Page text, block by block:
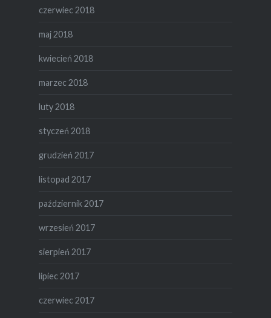
czerwiec 2018
maj 2018
kwiecień 2018
marzec 2018
luty 2018
styczeń 2018
grudzień 2017
listopad 2017
październik 2017
wrzesień 2017
sierpień 2017
lipiec 2017
czerwiec 2017